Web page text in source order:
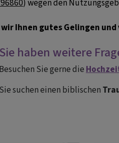
) wegen den
Ihnen gutes Gelingen
Sie haben weitere
Besuchen Sie gerne die
Sie suchen einen biblischen